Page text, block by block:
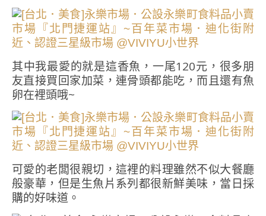
其中我最愛的就是這香魚，一尾120元，很多朋
友直接買回家加菜，連骨頭都能吃，而且還有魚
卵在裡頭哦~
可愛的老闆很親切，這裡的料理雖然不似大餐廳
般豪華，但是生魚片系列都很新鮮美味，當日採
購的好味道。